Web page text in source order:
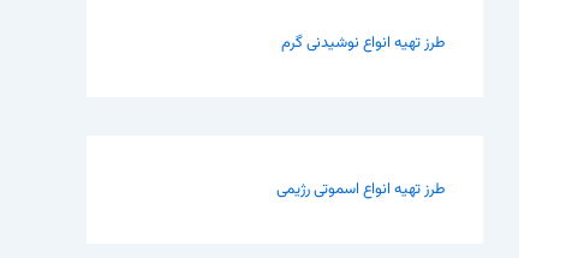
طرز تهیه انواع نوشیدنی گرم
طرز تهیه انواع اسموتی رژیمی